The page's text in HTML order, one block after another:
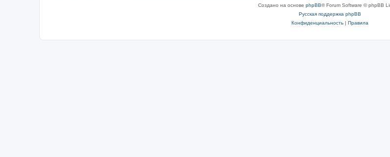
Создано на основе phpBB® Forum Software © phpBB
Русская поддержка phpBB
Конфиденциальность| Правила